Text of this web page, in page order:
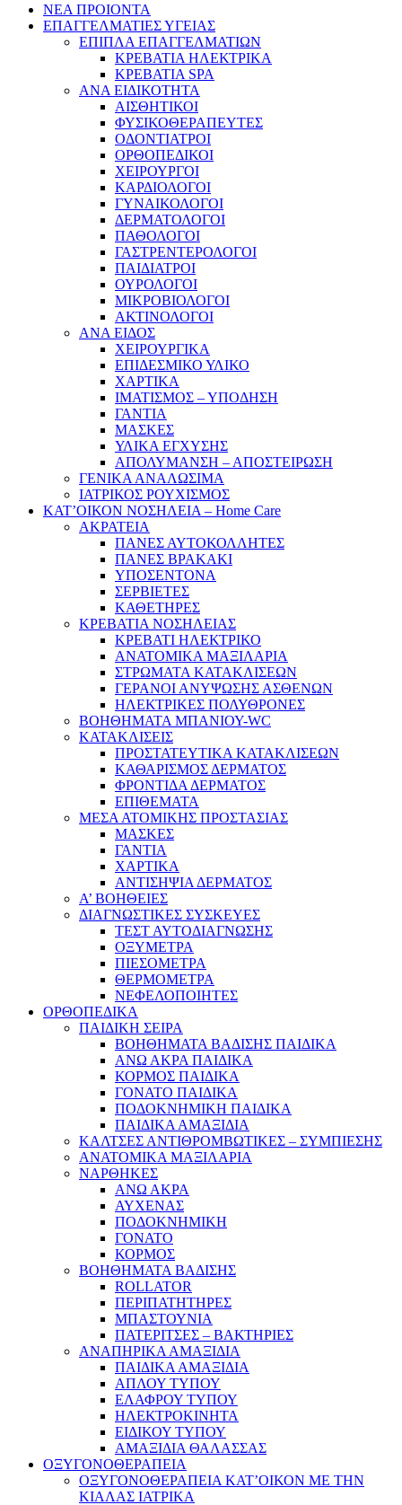
ΝΕΑ ΠΡΟΙΟΝΤΑ
ΕΠΑΓΓΕΛΜΑΤΙΕΣ ΥΓΕΙΑΣ
ΕΠΙΠΛΑ ΕΠΑΓΓΕΛΜΑΤΙΩΝ
ΚΡΕΒΑΤΙΑ ΗΛΕΚΤΡΙΚΑ
ΚΡΕΒΑΤΙΑ SPA
ΑΝΑ ΕΙΔΙΚΟΤΗΤΑ
ΑΙΣΘΗΤΙΚΟΙ
ΦΥΣΙΚΟΘΕΡΑΠΕΥΤΕΣ
ΟΔΟΝΤΙΑΤΡΟΙ
ΟΡΘΟΠΕΔΙΚΟΙ
ΧΕΙΡΟΥΡΓΟΙ
ΚΑΡΔΙΟΛΟΓΟΙ
ΓΥΝΑΙΚΟΛΟΓΟΙ
ΔΕΡΜΑΤΟΛΟΓΟΙ
ΠΑΘΟΛΟΓΟΙ
ΓΑΣΤΡΕΝΤΕΡΟΛΟΓΟΙ
ΠΑΙΔΙΑΤΡΟΙ
ΟΥΡΟΛΟΓΟΙ
ΜΙΚΡΟΒΙΟΛΟΓΟΙ
ΑΚΤΙΝΟΛΟΓΟΙ
ΑΝΑ ΕΙΔΟΣ
ΧΕΙΡΟΥΡΓΙΚΑ
ΕΠΙΔΕΣΜΙΚΟ ΥΛΙΚΟ
ΧΑΡΤΙΚΑ
ΙΜΑΤΙΣΜΟΣ – ΥΠΟΔΗΣΗ
ΓΑΝΤΙΑ
ΜΑΣΚΕΣ
ΥΛΙΚΑ ΕΓΧΥΣΗΣ
ΑΠΟΛΥΜΑΝΣΗ – ΑΠΟΣΤΕΙΡΩΣΗ
ΓΕΝΙΚΑ ΑΝΑΛΩΣΙΜΑ
ΙΑΤΡΙΚΟΣ ΡΟΥΧΙΣΜΟΣ
ΚΑΤ’ΟΙΚΟΝ ΝΟΣΗΛΕΙΑ – Home Care
ΑΚΡΑΤΕΙΑ
ΠΑΝΕΣ ΑΥΤΟΚΟΛΛΗΤΕΣ
ΠΑΝΕΣ ΒΡΑΚΑΚΙ
ΥΠΟΣΕΝΤΟΝΑ
ΣΕΡΒΙΕΤΕΣ
ΚΑΘΕΤΗΡΕΣ
ΚΡΕΒΑΤΙΑ ΝΟΣΗΛΕΙΑΣ
ΚΡΕΒΑΤΙ ΗΛΕΚΤΡΙΚΟ
ΑΝΑΤΟΜΙΚΑ ΜΑΞΙΛΑΡΙΑ
ΣΤΡΩΜΑΤΑ ΚΑΤΑΚΛΙΣΕΩΝ
ΓΕΡΑΝΟΙ ΑΝΥΨΩΣΗΣ ΑΣΘΕΝΩΝ
ΗΛΕΚΤΡΙΚΕΣ ΠΟΛΥΘΡΟΝΕΣ
ΒΟΗΘΗΜΑΤΑ ΜΠΑΝΙΟΥ-WC
ΚΑΤΑΚΛΙΣΕΙΣ
ΠΡΟΣΤΑΤΕΥΤΙΚΑ ΚΑΤΑΚΛΙΣΕΩΝ
ΚΑΘΑΡΙΣΜΟΣ ΔΕΡΜΑΤΟΣ
ΦΡΟΝΤΙΔΑ ΔΕΡΜΑΤΟΣ
ΕΠΙΘΕΜΑΤΑ
ΜΕΣΑ ΑΤΟΜΙΚΗΣ ΠΡΟΣΤΑΣΙΑΣ
ΜΑΣΚΕΣ
ΓΑΝΤΙΑ
ΧΑΡΤΙΚΑ
ΑΝΤΙΣΗΨΙΑ ΔΕΡΜΑΤΟΣ
Α’ ΒΟΗΘΕΙΕΣ
ΔΙΑΓΝΩΣΤΙΚΕΣ ΣΥΣΚΕΥΕΣ
ΤΕΣΤ ΑΥΤΟΔΙΑΓΝΩΣΗΣ
ΟΞΥΜΕΤΡΑ
ΠΙΕΣΟΜΕΤΡΑ
ΘΕΡΜΟΜΕΤΡΑ
ΝΕΦΕΛΟΠΟΙΗΤΕΣ
ΟΡΘΟΠΕΔΙΚΑ
ΠΑΙΔΙΚΗ ΣΕΙΡΑ
ΒΟΗΘΗΜΑΤΑ ΒΑΔΙΣΗΣ ΠΑΙΔΙΚΑ
ΑΝΩ ΑΚΡΑ ΠΑΙΔΙΚΑ
ΚΟΡΜΟΣ ΠΑΙΔΙΚΑ
ΓΟΝΑΤΟ ΠΑΙΔΙΚΑ
ΠΟΔΟΚΝΗΜΙΚΗ ΠΑΙΔΙΚΑ
ΠΑΙΔΙΚΑ ΑΜΑΞΙΔΙΑ
ΚΑΛΤΣΕΣ ΑΝΤΙΘΡΟΜΒΩΤΙΚΕΣ – ΣΥΜΠΙΕΣΗΣ
ΑΝΑΤΟΜΙΚΑ ΜΑΞΙΛΑΡΙΑ
ΝΑΡΘΗΚΕΣ
ΑΝΩ ΑΚΡΑ
ΑΥΧΕΝΑΣ
ΠΟΔΟΚΝΗΜΙΚΗ
ΓΟΝΑΤΟ
ΚΟΡΜΟΣ
ΒΟΗΘΗΜΑΤΑ ΒΑΔΙΣΗΣ
ROLLATOR
ΠΕΡΙΠΑΤΗΤΗΡΕΣ
ΜΠΑΣΤΟΥΝΙΑ
ΠΑΤΕΡΙΤΣΕΣ – ΒΑΚΤΗΡΙΕΣ
ΑΝΑΠΗΡΙΚΑ ΑΜΑΞΙΔΙΑ
ΠΑΙΔΙΚΑ ΑΜΑΞΙΔΙΑ
ΑΠΛΟΥ ΤΥΠΟΥ
ΕΛΑΦΡΟΥ ΤΥΠΟΥ
ΗΛΕΚΤΡΟΚΙΝΗΤΑ
ΕΙΔΙΚΟΥ ΤΥΠΟΥ
ΑΜΑΞΙΔΙΑ ΘΑΛΑΣΣΑΣ
ΟΞΥΓΟΝΟΘΕΡΑΠΕΙΑ
ΟΞΥΓΟΝΟΘΕΡΑΠΕΙΑ ΚΑΤ’ΟΙΚΟΝ ΜΕ ΤΗΝ
ΚΙΑΛΑΣ ΙΑΤΡΙΚΑ